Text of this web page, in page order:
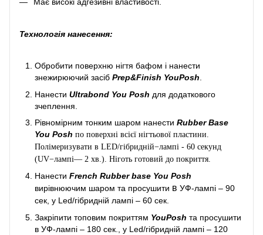
Технологія нанесення:
Обробити поверхню нігтя бафом і нанести
знежирюючий засіб Prep&Finish YouPosh
Нанести Ultrabond You Posh для додаткового
зчеплення.
Рівномірним тонким шаром нанести Rubber Base
You Posh по поверхні всієї нігтьової пластини.
Полімеризувати в LED/гібридній−лампі - 60 секунд
(UV−лампі— 2 хв.). Ніготь готовий до покриття.
Нанести French Rubber base You Posh
вирівнюючим шаром та просушити в УФ-лампі – 90
сек, у Led/гібридній лампі – 60 сек.
Закріпити топовим покриттям YouPosh та просушити
в УФ-лампі – 180 сек., у Led/гібридній лампі – 120